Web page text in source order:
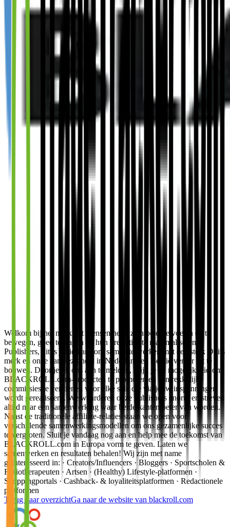
Welkom bij het merk dat mensen helpt zich beter te voelen en te
bewegen, goed te slapen en hun prestaties te maximaliseren.
Publishers, dit is jullie kans om samen te werken met een sterk Duits
merk en onze aanwezigheid in Nederland en België verder uit te
bouwen. Door je bij ons aan te melden, krijg je de mogelijkheid om
BLACKROLL.com-producten te promoten en aantrekkelijke
commissies te verdienen voor elke sale die via jouw inspanningen
wordt gerealiseerd. We waarderen onze publishers enorm en streven
altijd naar een samenwerking waar beide kanten beter van worden.
Naast de traditionele affiliate-relaties staan we open voor
verschillende samenwerkingsmodellen om ons gezamenlijke succes
te vergroten. Sluit je vandaag nog aan en help mee de toekomst van
BLACKROLL.com in Europa vorm te geven. Laten we
samenwerken en resultaten behalen! Wij zijn met name
geïnteresseerd in: · Creators/Influencers · Bloggers · Sportscholen &
Fysiotherapeuten · Artsen · (Healthy) Lifestyle-platformen ·
Shoppingportals · Cashback- & loyaliteitsplatformen · Redactionele
platformen
Terug naar overzichtGa naar de website van blackroll.com